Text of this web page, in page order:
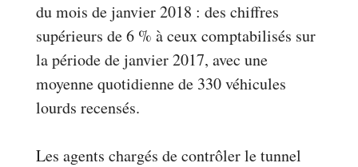
du mois de janvier 2018 : des chiffres
supérieurs de 6 % à ceux comptabilisés sur
la période de janvier 2017, avec une
moyenne quotidienne de 330 véhicules
lourds recensés.
Les agents chargés de contrôler le tunnel